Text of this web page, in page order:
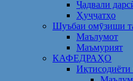
Ҷадвали
Ҳуҷҷатҳо
Шуъбаи омӯзиши
Маълумот
Маъмурият
КАФЕДРАҲО
Иқтисодиёти